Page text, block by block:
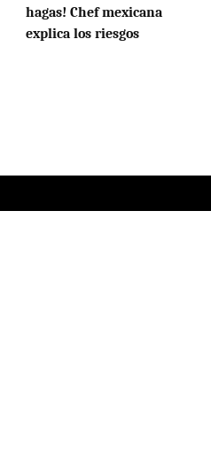
hagas! Chef mexicana
explica los riesgos